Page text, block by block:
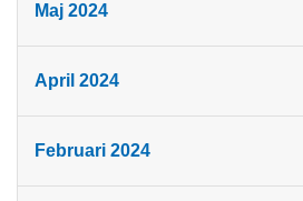
Maj 2024
April 2024
Februari 2024